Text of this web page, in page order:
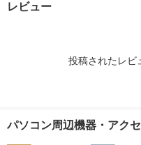
レビュー
投稿されたレビ
パソコン周辺機器・アク